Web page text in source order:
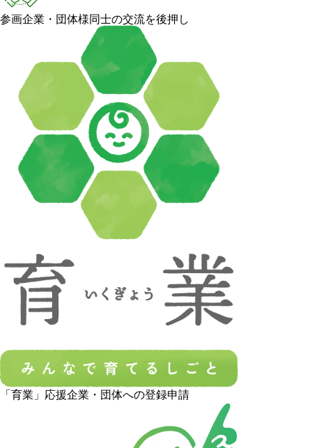
参画企業・団体様同士の交流を後押し
「育業」応援企業・団体への登録申請